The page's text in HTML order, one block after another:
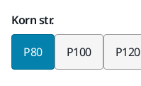
Korn str.
P80 P100 P120